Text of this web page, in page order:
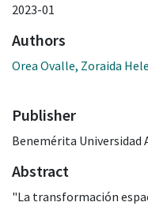
2023-01
Authors
Orea Ovalle, Zoraida
Publisher
Benemérita Universidad
Abstract
"La transformación